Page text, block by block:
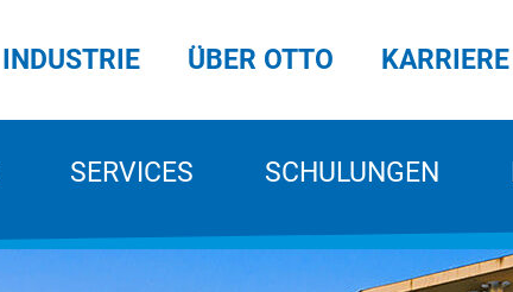
SERVICES SCHULUNGEN
INDUSTRIE ÜBER OTTO KARRIERE